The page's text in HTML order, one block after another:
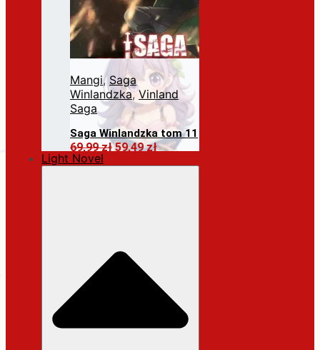
Mangi, Saga
Winlandzka, Vinland
Saga
Saga Winlandzka tom 11
69,99złPierwotna
59,49złAktualna
Dodaj do koszyka
Light Novel